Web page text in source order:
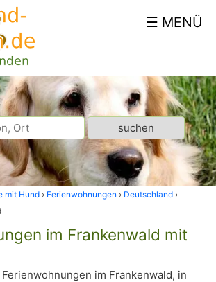
mit Hund Ferienwohnungen
Deutschland
im Frankenwald mit
im Frankenwald, in